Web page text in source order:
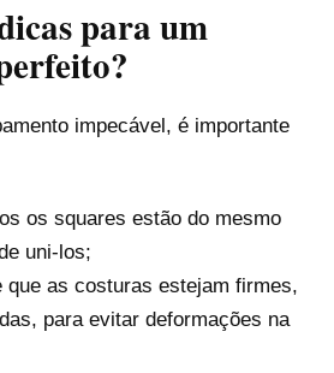
para um
impecável, é importante
os squares estão do mesmo
uni-los;
que as costuras estejam firmes,
para evitar deformações na